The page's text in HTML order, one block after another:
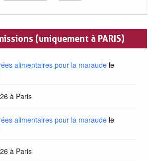
(uniquement à PARIS)
alimentaires pour la maraude le
à Paris
alimentaires pour la maraude le
à Paris